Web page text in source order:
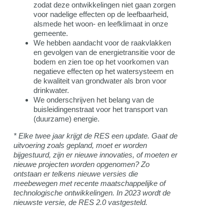
zodat deze ontwikkelingen niet gaan zorgen
voor nadelige effecten op de leefbaarheid,
alsmede het woon- en leefklimaat in onze
gemeente.
We hebben aandacht voor de raakvlakken
en gevolgen van de energietransitie voor de
bodem en zien toe op het voorkomen van
negatieve effecten op het watersysteem en
de kwaliteit van grondwater als bron voor
drinkwater.
We onderschrijven het belang van de
buisleidingenstraat voor het transport van
(duurzame) energie.
* Elke twee jaar krijgt de RES een update. Gaat de
uitvoering zoals gepland, moet er worden
bijgestuurd, zijn er nieuwe innovaties, of moeten er
nieuwe projecten worden opgenomen? Zo
ontstaan er telkens nieuwe versies die
meebewegen met recente maatschappelijke of
technologische ontwikkelingen. In 2023 wordt de
nieuwste versie, de RES 2.0 vastgesteld.